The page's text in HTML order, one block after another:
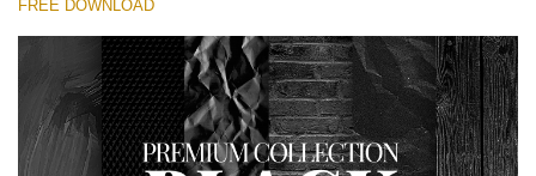
Small 800*533px
Black Textures
(30 Textures)
FREE DOWNLOAD